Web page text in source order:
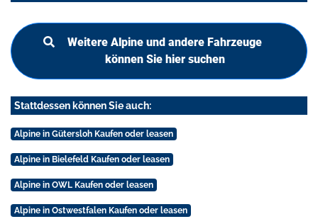
Weitere Alpine und andere Fahrzeuge
können Sie hier suchen
Stattdessen können Sie auch:
Alpine in Gütersloh Kaufen oder leasen
Alpine in Bielefeld Kaufen oder leasen
Alpine in OWL Kaufen oder leasen
Alpine in Ostwestfalen Kaufen oder leasen